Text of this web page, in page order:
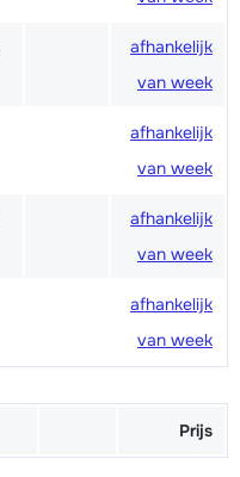
afhankelijk
van week
afhankelijk
van week
afhankelijk
van week
afhankelijk
van week
Prijs